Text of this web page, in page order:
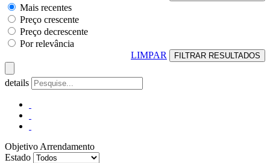
Mais recentes
Preço crescente
Preço decrescente
Por relevância
LIMPAR
details
Objetivo Arrendamento
Estado